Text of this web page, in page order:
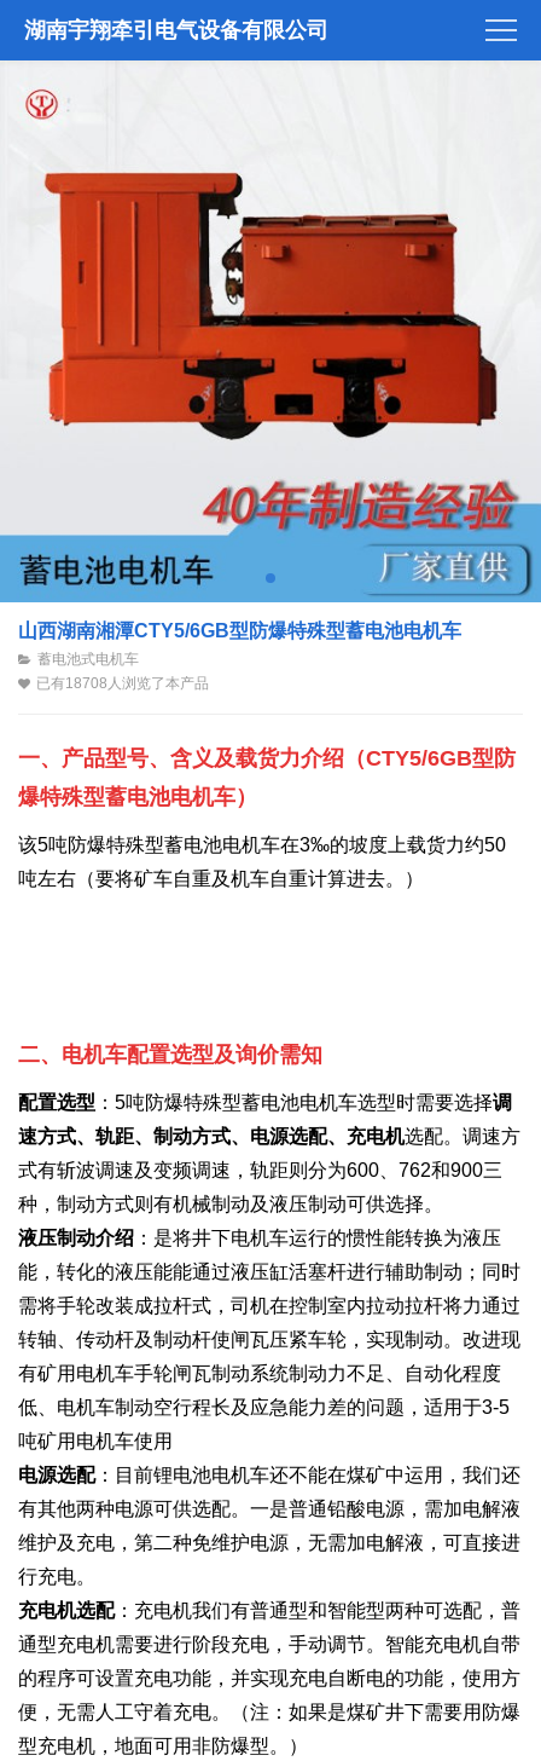
湖南宇翔牵引电气设备有限公司
山西湖南湘潭CTY5/6GB型防爆特殊型蓄电池电机车
蓄电池式电机车
已有18708人浏览了本产品
一、产品型号、含义及载货力介绍 （CTY5/6GB型 防
爆特殊型蓄电池电机车）
该5吨防爆特殊型蓄电池电机车在3‰的坡度上载货力约50
吨左右（要将矿车自重及机车自重计算进去。
）
二、电机车配置选型及询价需知
配置选型 ：5吨防爆特殊型蓄电池电机车选型时需要选择调
速方式、轨距、制动方式、电源选配、充电机选配。调速方
式有斩波调速及变频调速，轨距则分为600、762和900三
种，制动方式则有机械制动及液压制动可供选择。
液压制动介绍 ：是将井下电机车运行的惯性能转换为液压
能，转化的液压能能通过液压缸活塞杆进行辅助制动；同时
需将手轮改装成拉杆式，司机在控制室内拉动拉杆将力通过
转轴、传动杆及制动杆使闸瓦压紧车轮，实现制动。改进现
有矿用电机车手轮闸瓦制动系统制动力不足、自动化程度
低、电机车制动空行程长及应急能力差的问题，适用于3-5
吨矿用电机车使用
电源选配：目前锂电池电机车还不能在煤矿中运用，我们还
有其他两种电源可供选配。一是普通铅酸电源，需加电解液
维护及充电，第二种免维护电源，无需加电解液，可直接进
行充电。
充电机选配： 充电机我们有普通型和智能型两种可选配，普
通型充电机需要进行阶段充电，手动调节。智能充电机自带
的程序可设置充电功能，并实现充电自断电的功能，使用方
便，无需人工守着充电。（注：如果是煤矿井下需要用防爆
型充电机，地面可用非防爆型。）